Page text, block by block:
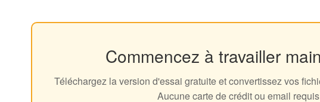
Commencez à travailler
Téléchargez la version d'essai gratuite et convertissez vos
Aucune carte de crédit ou email